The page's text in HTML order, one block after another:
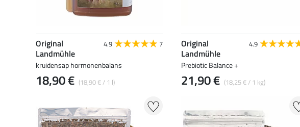
Original
Landmühle
4.9 7
kruidensap hormonenbalans
18,90 € (18,90 € / 1 l)
Original
Landmühle
4.9
Prebiotic Balance +
21,90 € (18,25 € / 1 kg)